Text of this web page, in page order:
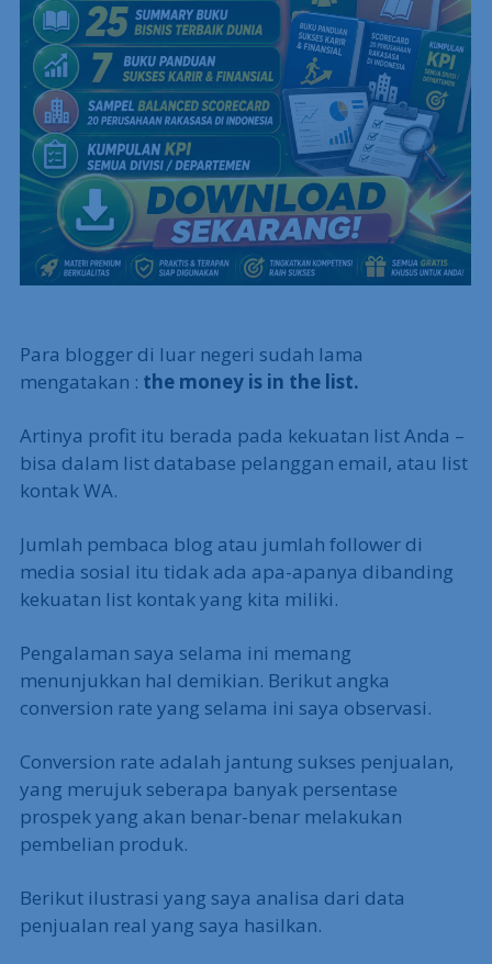
Para blogger di luar negeri sudah lama
mengatakan : the money is in the list.
Artinya profit itu berada pada kekuatan list Anda –
bisa dalam list database pelanggan email, atau list
kontak WA.
Jumlah pembaca blog atau jumlah follower di
media sosial itu tidak ada apa-apanya dibanding
kekuatan list kontak yang kita miliki.
Pengalaman saya selama ini memang
menunjukkan hal demikian. Berikut angka
conversion rate yang selama ini saya observasi.
Conversion rate adalah jantung sukses penjualan,
yang merujuk seberapa banyak persentase
prospek yang akan benar-benar melakukan
pembelian produk.
Berikut ilustrasi yang saya analisa dari data
penjualan real yang saya hasilkan.